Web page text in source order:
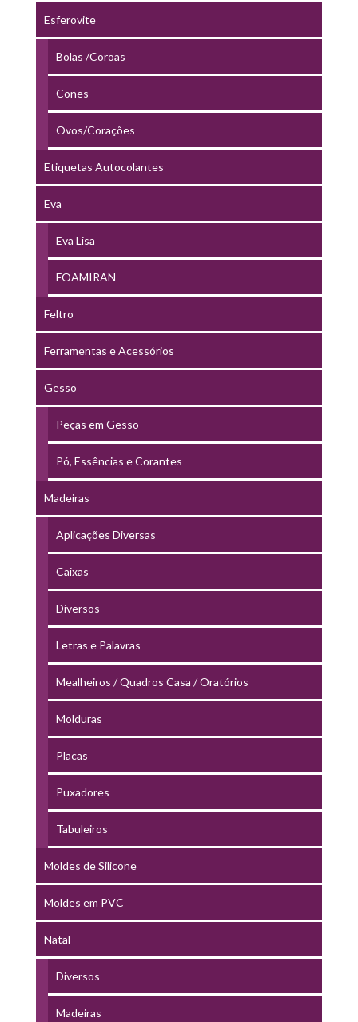
Esferovite
Bolas /Coroas
Cones
Ovos/Corações
Etiquetas Autocolantes
Eva
Eva Lisa
FOAMIRAN
Feltro
Ferramentas e Acessórios
Gesso
Peças em Gesso
Pó, Essências e Corantes
Madeiras
Aplicações Diversas
Caixas
Diversos
Letras e Palavras
Mealheiros / Quadros Casa / Oratórios
Molduras
Placas
Puxadores
Tabuleiros
Moldes de Silicone
Moldes em PVC
Natal
Diversos
Madeiras